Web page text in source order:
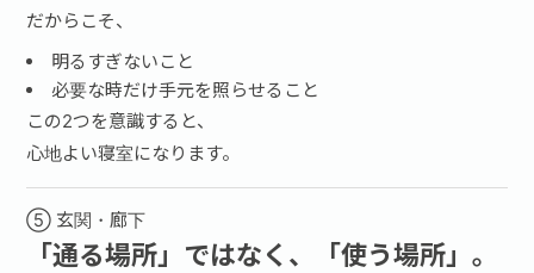
だからこそ、
明るすぎないこと
必要な時だけ手元を照らせること
この2つを意識すると、
心地よい寝室になります。
⑤ 玄関・廊下
「通る場所」ではなく、「使う場所」。